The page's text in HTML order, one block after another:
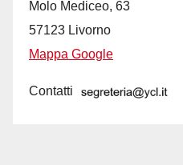
Molo Mediceo, 63
57123 Livorno
Mappa Google
Contatti